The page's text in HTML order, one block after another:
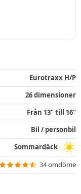
Eurotraxx H/P
26 dimensioner
Från 13" till 16"
Bil / personbil
Sommardäck
34 omdöme